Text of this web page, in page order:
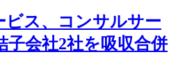
ビス、コンサルサー
子会社2社を吸収合併